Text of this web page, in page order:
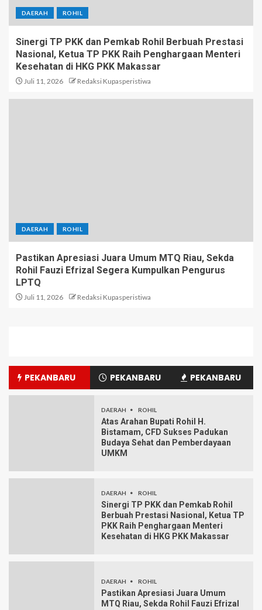
DAERAH ROHIL
Sinergi TP PKK dan Pemkab Rohil Berbuah Prestasi
Nasional, Ketua TP PKK Raih Penghargaan Menteri
Kesehatan di HKG PKK Makassar
Juli 11, 2026 Redaksi Kupasperistiwa
DAERAH ROHIL
Pastikan Apresiasi Juara Umum MTQ Riau, Sekda
Rohil Fauzi Efrizal Segera Kumpulkan Pengurus
LPTQ
Juli 11, 2026 Redaksi Kupasperistiwa
PEKANBARU PEKANBARU PEKANBARU
DAERAH ROHIL
Atas Arahan Bupati Rohil H.
Bistamam, CFD Sukses Padukan
Budaya Sehat dan Pemberdayaan
UMKM
DAERAH ROHIL
Sinergi TP PKK dan Pemkab Rohil
Berbuah Prestasi Nasional, Ketua TP
PKK Raih Penghargaan Menteri
Kesehatan di HKG PKK Makassar
DAERAH ROHIL
Pastikan Apresiasi Juara Umum
MTQ Riau, Sekda Rohil Fauzi Efrizal